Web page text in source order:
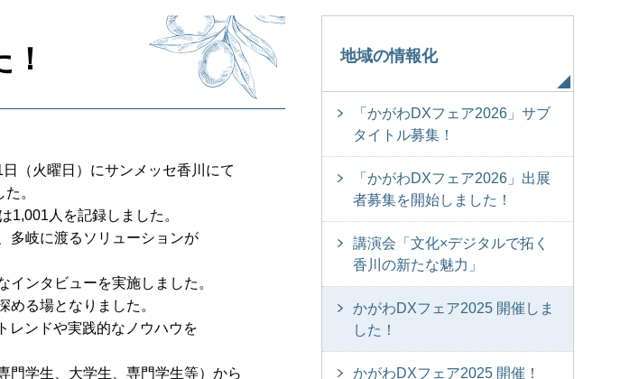
（火曜日）にサンメッセ香川にて
。
1,001人を記録しました。
多岐に渡るソリューションが
ンタビューを実施しました。
る場となりました。
レンドや実践的なノウハウを
門学生、大学生、専門学生等）から
地域の情報化
「かがわDXフェア2026」サブ
タイトル募集！
「かがわDXフェア2026」出展
者募集を開始しました！
講演会「文化×デジタルで拓く
香川の新たな魅力」
かがわDXフェア2025 開催しま
した！
かがわDXフェア2025 開催！